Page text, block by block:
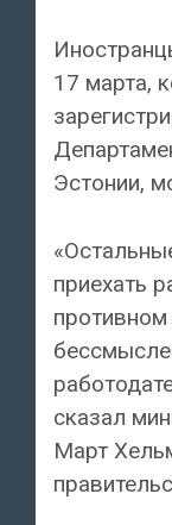
17 марта,
Эстонии,
приехать
противном
сказал
Март